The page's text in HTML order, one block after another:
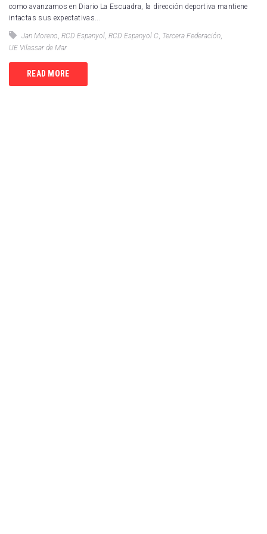
como avanzamos en Diario La Escuadra, la dirección deportiva mantiene
intactas sus expectativas...
Jan Moreno RCD Espanyol RCD Espanyol C Tercera Federación
UE Vilassar de Mar
READ MORE